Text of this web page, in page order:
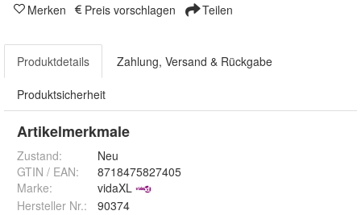
Merken Preis vorschlagen Teilen
Produktdetails Zahlung, Versand & Rückgabe
Produktsicherheit
Artikelmerkmale
Zustand:
Neu
GTIN / EAN:
8718475827405
Marke:
vidaXL
Hersteller Nr.:
90374